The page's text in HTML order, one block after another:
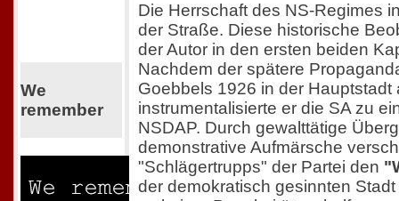
We
remember
Die Herrschaft des NS-Regimes
der Straße. Diese historische
der Autor in den ersten beiden
Nachdem der spätere
Goebbels 1926 in der Hauptstadt
instrumentalisierte er die SA zu
NSDAP. Durch gewalttätige
demonstrative Aufmärsche
"Schlägertrupps" der Partei den
der demokratisch gesinnten